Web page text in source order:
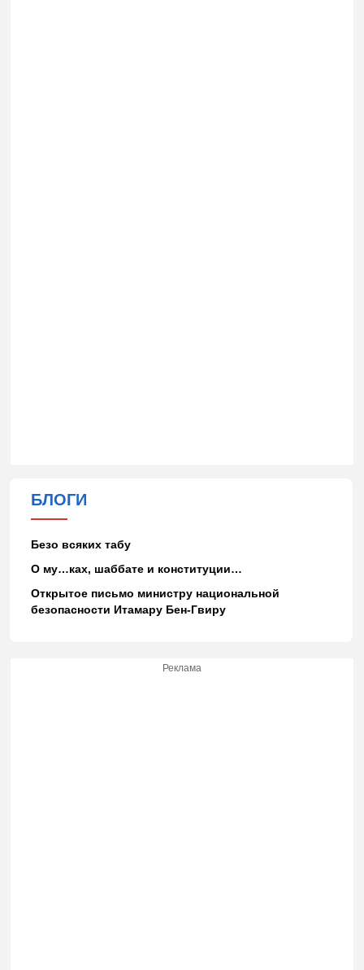
БЛОГИ
Безо всяких табу
О му…ках, шаббате и конституции…
Открытое письмо министру национальной
безопасности Итамару Бен-Гвиру
Реклама